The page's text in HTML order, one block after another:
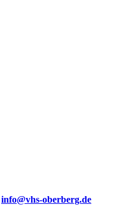
info@vhs-oberberg.de